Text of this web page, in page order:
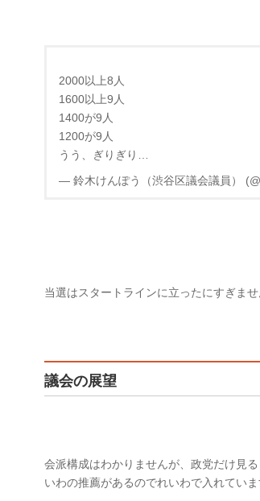
2000以上8人
1600以上9人
1400が9人
1200が9人
うう、ぎりぎり…
— 鈴木けんぽう（渋谷区議会議員）
当選はスタートラインに立ったにすぎま
議会の展望
会派構成はわかりませんが、政党だけ見
いわの推薦があるのでれいわで入れていま